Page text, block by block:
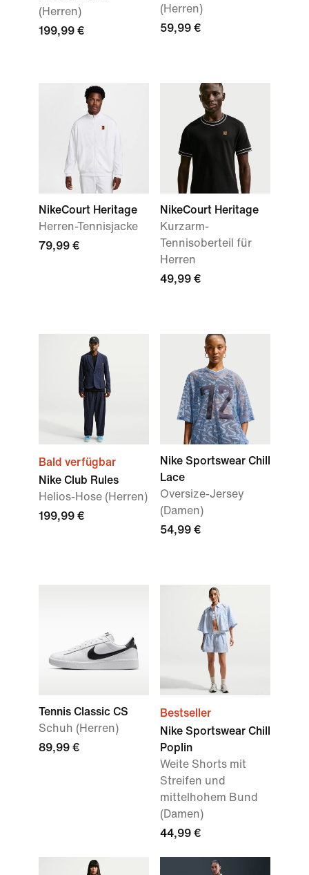
(Herren)
199,99 €
(Herren)
59,99 €
NikeCourt Heritage
Herren-Tennisjacke
79,99 €
NikeCourt Heritage
Kurzarm-
Tennisoberteil für
Herren
49,99 €
Bald verfügbar
Nike Club Rules
Helios-Hose (Herren)
199,99 €
Nike Sportswear Chill
Lace
Oversize-Jersey
(Damen)
54,99 €
Tennis Classic CS
Schuh (Herren)
89,99 €
Bestseller
Nike Sportswear Chill
Poplin
Weite Shorts mit
Streifen und
mittelhohem Bund
(Damen)
44,99 €